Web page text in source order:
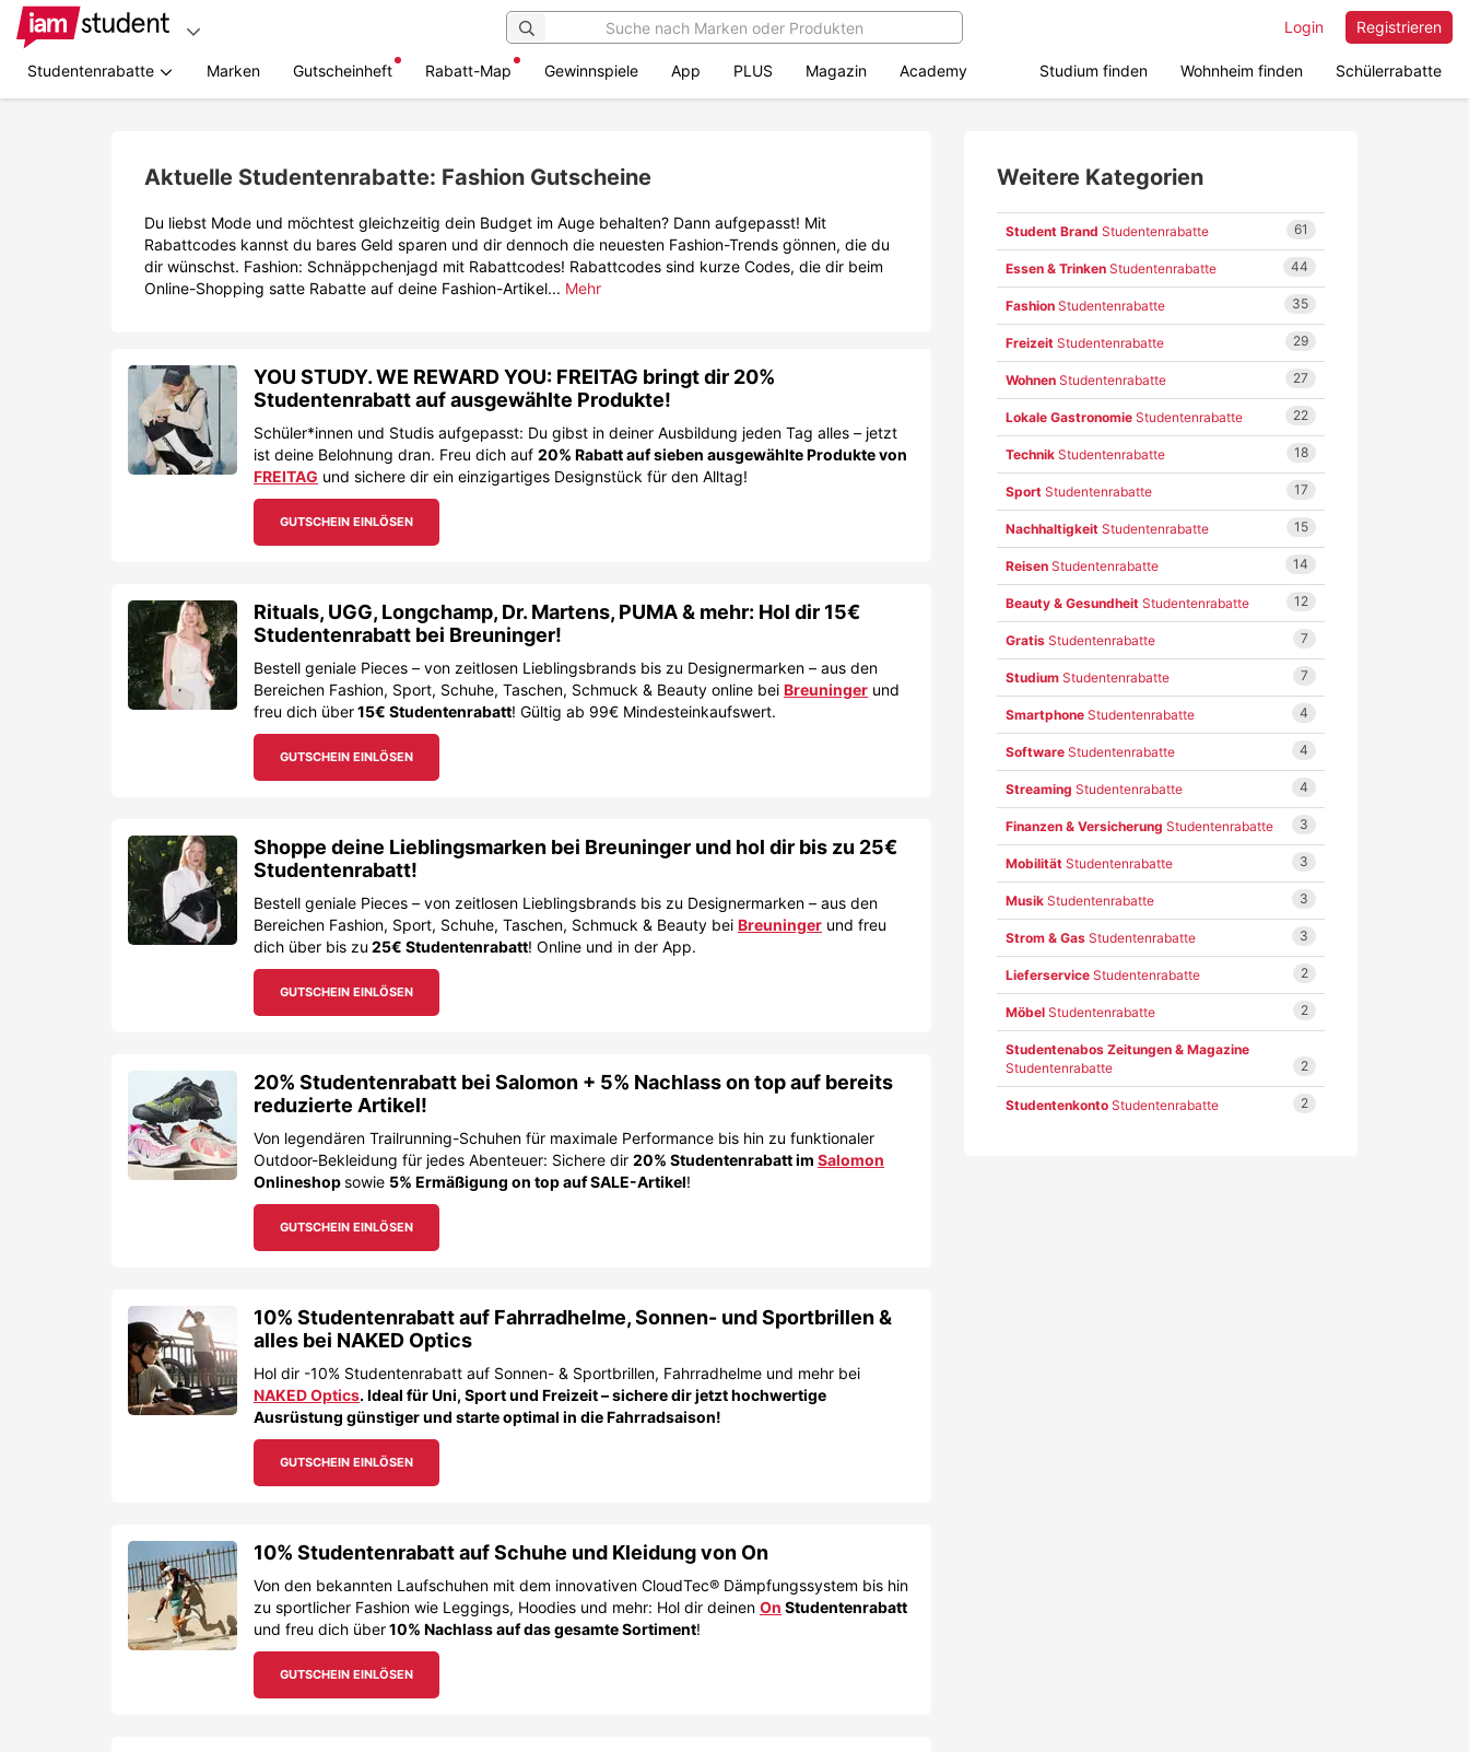
Registrieren
Login
Studentenrabatte Marken Gutscheinheft Rabatt-Map Gewinnspiele App PLUS Magazin Academy Studium finden Wohnheim finden Schülerrabatte
Aktuelle Studentenrabatte: Fashion Gutscheine
Du liebst Mode und möchtest gleichzeitig dein Budget im Auge behalten? Dann aufgepasst! Mit
Rabattcodes kannst du bares Geld sparen und dir dennoch die neuesten Fashion-Trends gönnen, die du
dir wünschst. Fashion: Schnäppchenjagd mit Rabattcodes! Rabattcodes sind kurze Codes, die dir beim
Online-Shopping satte Rabatte auf deine Fashion-Artikel... Mehr
YOU STUDY. WE REWARD YOU: FREITAG bringt dir 20%
Studentenrabatt auf ausgewählte Produkte!
Schüler*innen und Studis aufgepasst: Du gibst in deiner Ausbildung jeden Tag alles – jetzt
ist deine Belohnung dran. Freu dich auf 20% Rabatt auf sieben ausgewählte Produkte von
FREITAG und sichere dir ein einzigartiges Designstück für den Alltag!
GUTSCHEIN EINLÖSEN
Rituals, UGG, Longchamp, Dr. Martens, PUMA & mehr: Hol dir 15€
Studentenrabatt bei Breuninger!
Bestell geniale Pieces – von zeitlosen Lieblingsbrands bis zu Designermarken – aus den
Bereichen Fashion, Sport, Schuhe, Taschen, Schmuck & Beauty online bei Breuninger und
freu dich über15€ Studentenrabatt! Gültig ab 99€ Mindesteinkaufswert.
GUTSCHEIN EINLÖSEN
Shoppe deine Lieblingsmarken bei Breuninger und hol dir bis zu 25€
Studentenrabatt!
Bestell geniale Pieces – von zeitlosen Lieblingsbrands bis zu Designermarken – aus den
Bereichen Fashion, Sport, Schuhe, Taschen, Schmuck & Beauty bei Breuninger und freu
dich über bis zu 25€ Studentenrabatt! Online und in der App.
GUTSCHEIN EINLÖSEN
20% Studentenrabatt bei Salomon + 5% Nachlass on top auf bereits
reduzierte Artikel!
Von legendären Trailrunning-Schuhen für maximale Performance bis hin zu funktionaler
Outdoor-Bekleidung für jedes Abenteuer: Sichere dir 20% Studentenrabatt im Salomon
Onlineshopsowie 5% Ermäßigung on top auf SALE-Artikel!
GUTSCHEIN EINLÖSEN
10% Studentenrabatt auf Fahrradhelme, Sonnen- und Sportbrillen &
alles bei NAKED Optics
Hol dir -10% Studentenrabatt auf Sonnen- & Sportbrillen, Fahrradhelme und mehr bei
NAKED Optics. Ideal für Uni, Sport und Freizeit – sichere dir jetzt hochwertige
Ausrüstung günstiger und starte optimal in die Fahrradsaison!
GUTSCHEIN EINLÖSEN
10% Studentenrabatt auf Schuhe und Kleidung von On
Von den bekannten Laufschuhen mit dem innovativen CloudTec® Dämpfungssystem bis hin
zu sportlicher Fashion wie Leggings, Hoodies und mehr: Hol dir deinen On Studentenrabatt
und freu dich über10% Nachlass auf das gesamte Sortiment!
GUTSCHEIN EINLÖSEN
Weitere Kategorien
Student Brand Studentenrabatte 61
Essen & Trinken Studentenrabatte 44
Fashion Studentenrabatte 35
Freizeit Studentenrabatte 29
Wohnen Studentenrabatte 27
Lokale Gastronomie Studentenrabatte 22
Technik Studentenrabatte 18
Sport Studentenrabatte 17
Nachhaltigkeit Studentenrabatte 15
Reisen Studentenrabatte 14
Beauty & Gesundheit Studentenrabatte 12
Gratis Studentenrabatte 7
Studium Studentenrabatte 7
Smartphone Studentenrabatte 4
Software Studentenrabatte 4
Streaming Studentenrabatte 4
Finanzen & Versicherung Studentenrabatte 3
Mobilität Studentenrabatte 3
Musik Studentenrabatte 3
Strom & Gas Studentenrabatte 3
Lieferservice Studentenrabatte 2
Möbel Studentenrabatte 2
Studentenabos Zeitungen & Magazine
Studentenrabatte
2
Studentenkonto Studentenrabatte 2